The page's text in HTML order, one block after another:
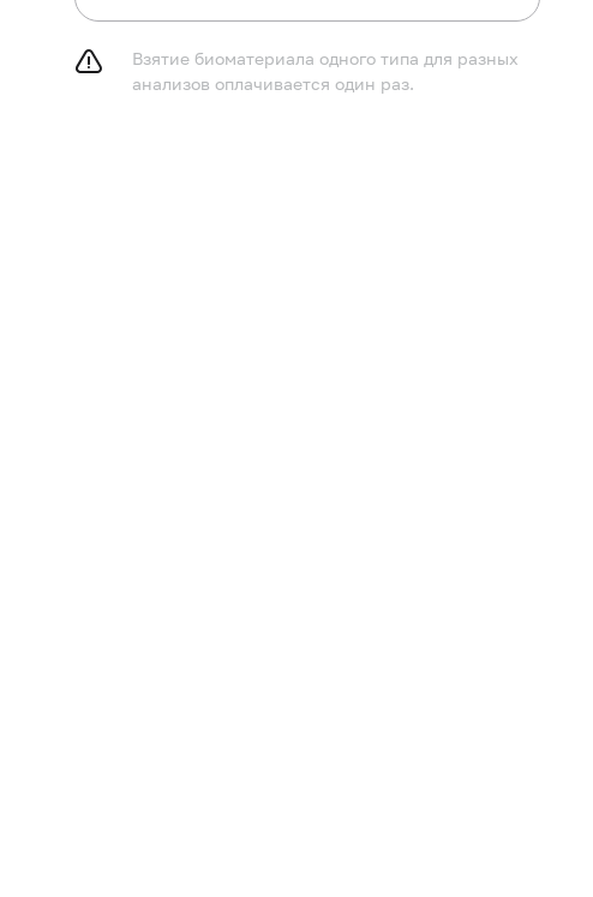
Взятие биоматериала одного типа для разных
анализов оплачивается один раз.